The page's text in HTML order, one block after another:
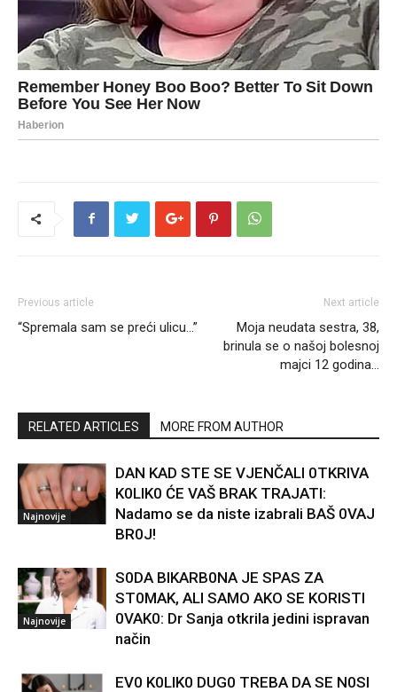
Previous article
“Spremala sam se preći ulicu…”
Next article
Moja neudata sestra, 38,
brinula se o našoj bolesnoj
majci 12 godina…
RELATED ARTICLES MORE FROM AUTHOR
Najnovije
DAN KAD STE SE VJENČALI 0TKRIVA
K0LIK0 ĆE VAŠ BRAK TRAJATI:
Nadamo se da niste izabrali BAŠ 0VAJ
BR0J!
Najnovije
S0DA BIKARB0NA JE SPAS ZA
ST0MAK, ALI SAMO AKO SE KORISTI
0VAK0: Dr Sanja otkrila jedini ispravan
način
EV0 K0LIK0 DUG0 TREBA DA SE N0SI